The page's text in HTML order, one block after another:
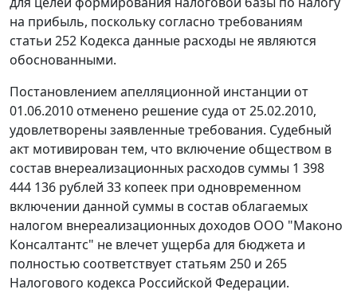
на прибыль, поскольку согласно требованиям
статьи 252 Кодекса данные расходы не являются
обоснованными.
Постановлением апелляционной инстанции от
01.06.2010 отменено решение суда от 25.02.2010,
удовлетворены заявленные требования. Судебный
акт мотивирован тем, что включение обществом в
состав внереализационных расходов суммы 1 398
444 136 рублей 33 копеек при одновременном
включении данной суммы в состав облагаемых
налогом внереализационных доходов ООО "Маконо
Консалтантс" не влечет ущерба для бюджета и
полностью соответствует статьям 250 и 265
Налогового кодекса Российской Федерации.